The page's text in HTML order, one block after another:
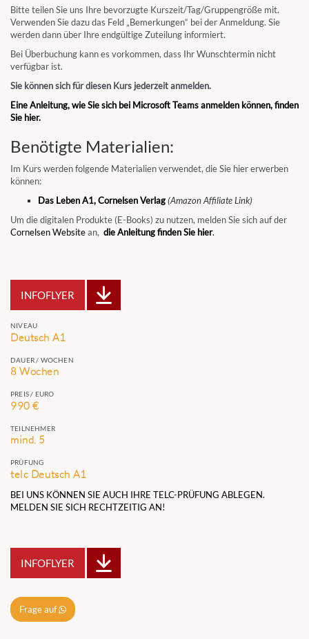
Bitte teilen Sie uns Ihre bevorzugte Kurszeit/Tag/Gruppengröße mit.
Verwenden Sie dazu das Feld „Bemerkungen“ bei der Anmeldung. Sie
werden dann über Ihre endgültige Zuteilung informiert.
Bei Überbuchung kann es vorkommen, dass Ihr Wunschtermin nicht
verfügbar ist.
Sie können sich für diesen Kurs jederzeit anmelden.
Eine Anleitung, wie Sie sich bei Microsoft Teams anmelden können, finden
Sie hier.
Benötigte Materialien:
Im Kurs werden folgende Materialien verwendet, die Sie hier erwerben
können:
Das Leben A1, Cornelsen Verlag(Amazon Affiliate Link)
Um die digitalen Produkte (E-Books) zu nutzen, melden Sie sich auf der
Cornelsen Websitean, die Anleitung finden Sie hier.
INFOFLYER
NIVEAU
Deutsch A1
DAUER / WOCHEN
8 Wochen
PREIS / EURO
990 €
TEILNEHMER
mind. 5
PRÜFUNG
telc Deutsch A1
BEI UNS KÖNNEN SIE AUCH IHRE TELC-PRÜFUNG ABLEGEN.
MELDEN SIE SICH RECHTZEITIG AN!
INFOFLYER
Frage auf